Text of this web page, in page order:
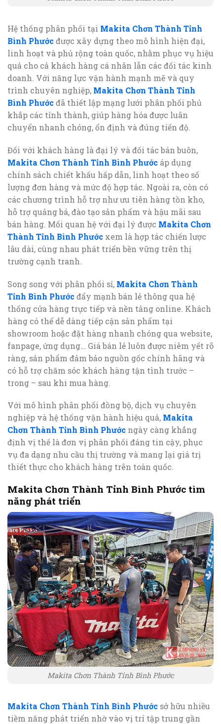
Hệ thống phân phối tại Makita Chơn Thành Tỉnh
Bình Phước được xây dựng theo mô hình hiện đại,
linh hoạt và phủ rộng toàn quốc, nhằm phục vụ hiệu
quả cho cả khách hàng cá nhân lẫn các đối tác kinh
doanh. Với năng lực vận hành mạnh mẽ và quy
trình chuyên nghiệp, Makita Chơn Thành Tỉnh
Bình Phước đã thiết lập mạng lưới phân phối phủ
khắp các tỉnh thành, giúp hàng hóa được luân
chuyển nhanh chóng, ổn định và đúng tiến độ.
Đối với khách hàng là đại lý và đối tác bán buôn,
Makita Chơn Thành Tỉnh Bình Phước áp dụng
chính sách chiết khấu hấp dẫn, linh hoạt theo số
lượng đơn hàng và mức độ hợp tác. Ngoài ra, còn có
các chương trình hỗ trợ như ưu tiên hàng tồn kho,
hỗ trợ quảng bá, đào tạo sản phẩm và hậu mãi sau
bán hàng. Mối quan hệ với đại lý được Makita Chơn
Thành Tỉnh Bình Phước xem là hợp tác chiến lược
lâu dài, cùng nhau phát triển bền vững trên thị
trường cạnh tranh.
Song song với phân phối sỉ, Makita Chơn Thành
Tỉnh Bình Phước đẩy mạnh bán lẻ thông qua hệ
thống cửa hàng trực tiếp và nền tảng online. Khách
hàng có thể dễ dàng tiếp cận sản phẩm tại
showroom hoặc đặt hàng nhanh chóng qua website,
fanpage, ứng dụng… Giá bán lẻ luôn được niêm yết rõ
ràng, sản phẩm đảm bảo nguồn gốc chính hãng và
có hỗ trợ chăm sóc khách hàng tận tình trước –
trong – sau khi mua hàng.
Với mô hình phân phối đồng bộ, dịch vụ chuyên
nghiệp và hệ thống vận hành hiệu quả, Makita
Chơn Thành Tỉnh Bình Phước ngày càng khẳng
định vị thế là đơn vị phân phối đáng tin cậy, phục
vụ đa dạng nhu cầu thị trường và mang lại giá trị
thiết thực cho khách hàng trên toàn quốc.
Makita Chơn Thành Tỉnh Bình Phước tìm
năng phát triển
Makita Chơn Thành Tỉnh Bình Phước
Makita Chơn Thành Tỉnh Bình Phước sở hữu nhiều
tiềm năng phát triển nhờ vào vị trí tập trung gần